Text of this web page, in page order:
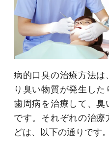
病的口臭の治療方法は
り臭い物質が発生し
歯周病を治療して、臭
です。それぞれの治
どは、以下の通りです。